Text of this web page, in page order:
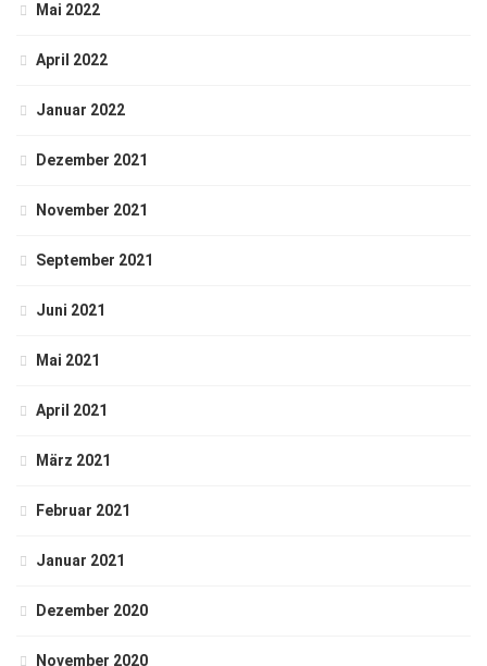
Mai 2022
April 2022
Januar 2022
Dezember 2021
November 2021
September 2021
Juni 2021
Mai 2021
April 2021
März 2021
Februar 2021
Januar 2021
Dezember 2020
November 2020